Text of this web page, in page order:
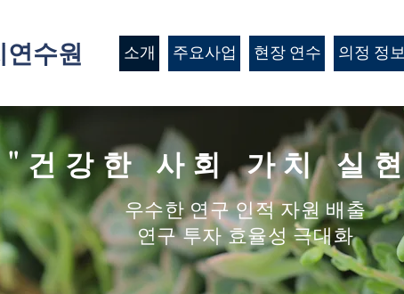
수원 소개 주요사업 현장 연수 의정 정보
"건강한 사회 가치 실
우수한 연구 인적 자원 배출
​연구 투자 효율성 극대화